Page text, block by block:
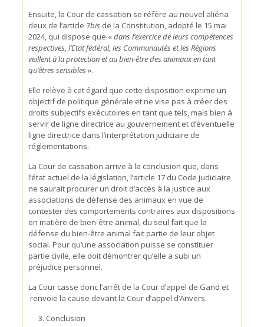
Ensuite, la Cour de cassation se réfère au nouvel aliéna
deux de l’article 7bis de la Constitution, adopté le 15 mai
2024, qui dispose que «dans l’exercice de leurs compétences
respectives, l’Etat fédéral, les Communautés et les Régions
veillent à la protection et au bien-être des animaux en tant
qu’êtres sensibles».
Elle relève à cet égard que cette disposition exprime un
objectif de politique générale et ne vise pas à créer des
droits subjectifs exécutoires en tant que tels, mais bien à
servir de ligne directrice au gouvernement et d’éventuelle
ligne directrice dans l’interprétation judiciaire de
réglementations.
La Cour de cassation arrive à la conclusion que, dans
l’état actuel de la législation, l’article 17 du Code judiciaire
ne saurait procurer un droit d’accès à la justice aux
associations de défense des animaux en vue de
contester des comportements contraires aux dispositions
en matière de bien-être animal, du seul fait que la
défense du bien-être animal fait partie de leur objet
social. Pour qu’une association puisse se constituer
partie civile, elle doit démontrer qu’elle a subi un
préjudice personnel.
La Cour casse donc l’arrêt de la Cour d’appel de Gand et
renvoie la cause devant la Cour d’appel d’Anvers.
Conclusion